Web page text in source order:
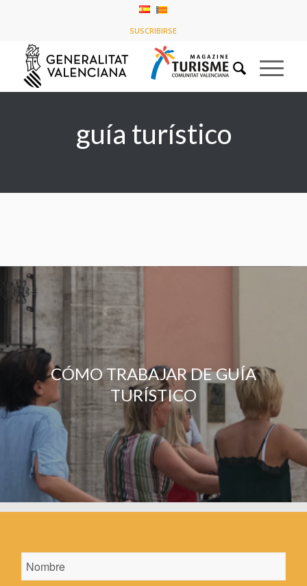
SUSCRIBIRSE
guía turístico
CÓMO TRABAJAR DE GUÍA
TURÍSTICO